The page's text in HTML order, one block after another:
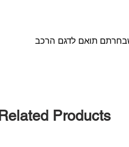
תואם לדגם הרכב
Related Products